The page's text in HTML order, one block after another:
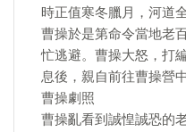
時正值寒冬臘月，河道
曹操於是第命令當地老
忙逃避。曹操大怒，打
息後，親自前往曹操營中
曹操劇照
曹操亂看到誠惶誠恐的